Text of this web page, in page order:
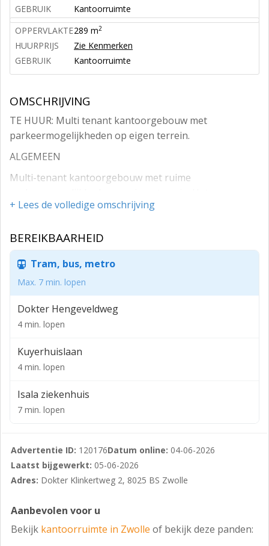
GEBRUIK
Kantoorruimte
OPPERVLAKTE289 m2
HUURPRIJS
Zie Kenmerken
GEBRUIK
Kantoorruimte
OMSCHRIJVING
TE HUUR: Multi tenant kantoorgebouw met
parkeermogelijkheden op eigen terrein.
ALGEMEEN
Multi-tenant kantoorgebouw met ruime
kantoorgebouw bestaat uit een vijftal bouwlagen en is
kantoorruimte beschikbaar voor verhuur.
Gelegen op kantorenpark Oosterenk II in de directe
stadion. Per auto OV en fiets goed bereikbaar, op korte
loopafstand van het kantorengebouw is een OV
busstation aanwezig.
Argonaut Avies, Continu professionals, MEE
IJsseloevers, Dokter Bosman, Nedfinity, IGP Powder
VOORZIENINGEN
• topkoeling;
• intercom installatie i.c.m. toegangsverschaffing
middels app op telefoon;
• lift;
• screens aan de buitenzijde van het kantoorgebouw;
+ Lees de volledige omschrijving
BEREIKBAARHEID
Tram, bus, metro
Max. 7 min. lopen
Dokter Hengeveldweg
4 min. lopen
Kuyerhuislaan
4 min. lopen
Isala ziekenhuis
7 min. lopen
Advertentie ID: 120176Datum online: 04-06-2026
Laatst bijgewerkt: 05-06-2026
Adres: Dokter Klinkertweg 2, 8025 BS Zwolle
Aanbevolen voor u
Bekijk kantoorruimte in Zwolle of bekijk deze panden: